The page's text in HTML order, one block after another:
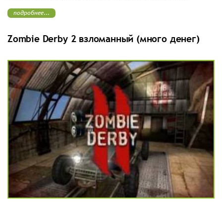
подробнее...
Zombie Derby 2 взломанный (много денег)